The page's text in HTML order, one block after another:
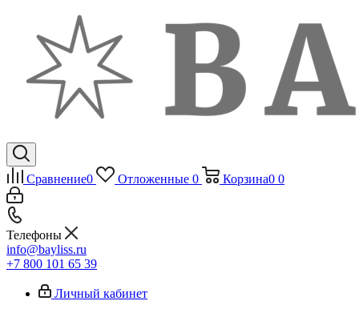
Сравнение0 Отложенные 0 Корзина0 0
Телефоны
info@bayliss.ru
+7 800 101 65 39
Личный кабинет